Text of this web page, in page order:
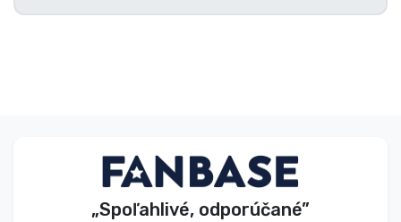
„Spoľahlivé, odporúčané”